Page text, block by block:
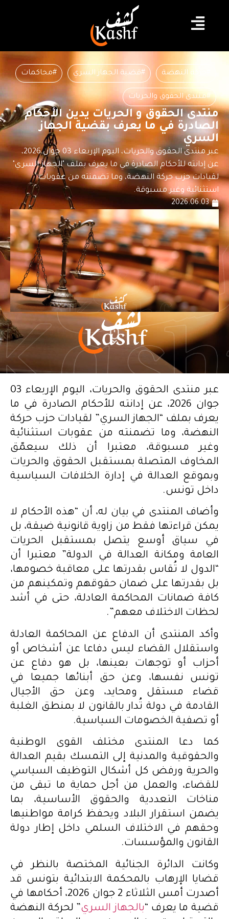
#حركة النهضة #قضية الجهاز السري #محاكمات
#منتدى الحقوق والحريات
منتدى الحقوق و الحريات يدين الأحكام
الصادرة في ما يعرف بقضية الجهاز
السري
عبر منتدى الحقوق والحريات، اليوم الإربعاء 03 جوان 2026،
عن إدانته للأحكام الصادرة في ما يعرف بملف "الجهاز السري"
لقيادات حزب حركة النهضة، وما تضمنته من عقوبات
استثنائية وغير مسبوقة.
2026.06.03
عبر منتدى الحقوق والحريات، اليوم الإربعاء 03
جوان 2026، عن إدانته للأحكام الصادرة في ما
يعرف بملف “الجهاز السري” لقيادات حزب حركة
النهضة، وما تضمنته من عقوبات استثنائية
وغير مسبوقة، معتبرا أن ذلك سيعمّق
المخاوف المتصلة بمستقبل الحقوق والحريات
وبموقع العدالة في إدارة الخلافات السياسية
داخل تونس.
وأضاف المنتدى في بيان له، أن “هذه الأحكام لا
يمكن قراءتها فقط من زاوية قانونية ضيقة، بل
في سياق أوسع يتصل بمستقبل الحريات
العامة ومكانة العدالة في الدولة” معتبرا أن
“الدول لا تُقاس بقدرتها على معاقبة خصومها،
بل بقدرتها على ضمان حقوقهم وتمكينهم من
كافة ضمانات المحاكمة العادلة، حتى في أشد
لحظات الاختلاف معهم”.
وأكد المنتدى أن الدفاع عن المحاكمة العادلة
واستقلال القضاء ليس دفاعا عن أشخاص أو
أحزاب أو توجهات بعينها، بل هو دفاع عن
تونس نفسها، وعن حق أبنائها جميعا في
قضاء مستقل ومحايد، وعن حق الأجيال
القادمة في دولة تُدار بالقانون لا بمنطق الغلبة
أو تصفية الخصومات السياسية.
كما دعا المنتدى مختلف القوى الوطنية
والحقوقية والمدنية إلى التمسك بقيم العدالة
والحرية ورفض كل أشكال التوظيف السياسي
للقضاء، والعمل من أجل حماية ما تبقى من
مناخات التعددية والحقوق الأساسية، بما
يضمن استقرار البلاد ويحفظ كرامة مواطنيها
وحقهم في الاختلاف السلمي داخل إطار دولة
القانون والمؤسسات.
وكانت الدائرة الجنائية المختصة بالنظر في
قضايا الإرهاب بالمحكمة الابتدائية بتونس قد
أصدرت أمس الثلاثاء 2 جوان 2026، أحكامها في
قضية ما يعرف “بالجهاز السري” لحركة النهضة